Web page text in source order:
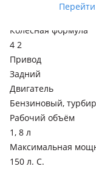
Колёсная формула
4 2
Привод
Задний
Двигатель
Бензиновый,
Рабочий объём
1, 8 л
Максимальная
150 л. С.